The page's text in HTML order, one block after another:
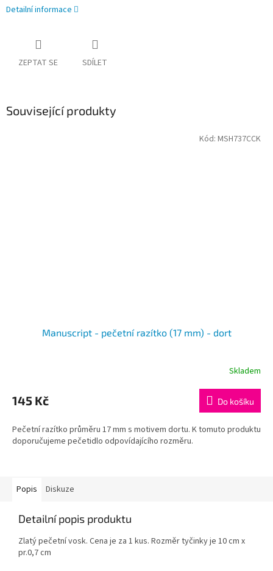
Detailní informace
ZEPTAT SE SDÍLET
Související produkty
Manuscript - pečetní razítko (17 mm) - dort
Skladem
145 Kč Do košíku
Pečetní razítko průměru 17 mm s motivem dortu. K tomuto produktu
doporučujeme pečetidlo odpovídajícího rozměru.
Kód: MSH737CCK
Popis Diskuze
Detailní popis produktu
Zlatý pečetní vosk. Cena je za 1 kus. Rozměr tyčinky je 10 cm x
pr.0,7 cm